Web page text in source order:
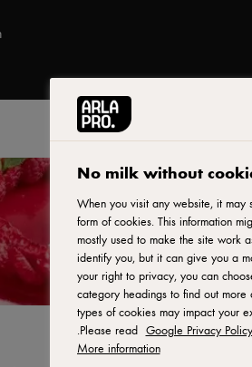
No milk without
When you visit any website, it may
form of cookies. This information
mostly used to make the site work
identify you, but it can give you a
your right to privacy, you can
category headings to find out
types of cookies may impact your
Please read Google Privacy Policy
.
More information